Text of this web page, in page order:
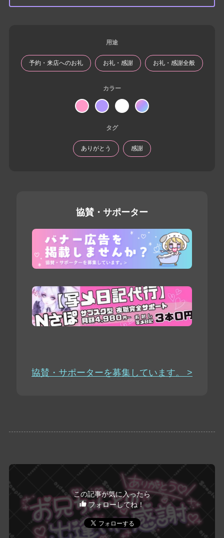
用途
予約・来店へのお礼 お礼・感謝 お礼・感謝全般
カラー
タグ
ありがとう 感謝
協賛・サポーター
協賛・サポーターを募集しています。 >
この記事が気に入ったら
フォローしてね！